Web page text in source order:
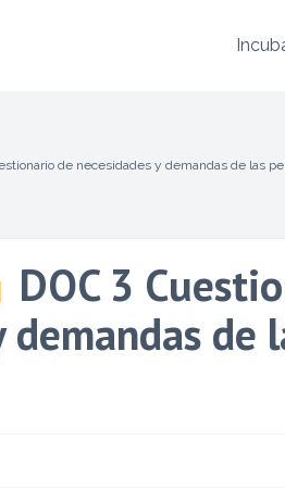
de necesidades y demandas de las
DOC 3
demandas de